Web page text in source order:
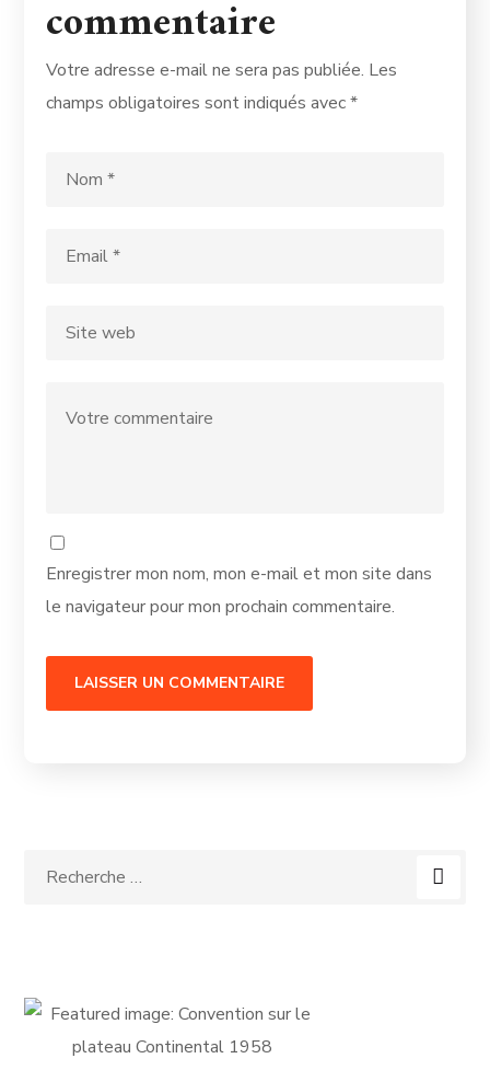
commentaire
Votre adresse e-mail ne sera pas publiée. Les
champs obligatoires sont indiqués avec*
Enregistrer mon nom, mon e-mail et mon site dans
le navigateur pour mon prochain commentaire.